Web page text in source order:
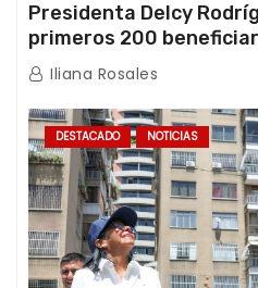
Presidenta Delcy
primeros 200
de los Abuelos “La
Iliana Rosales
DESTACADO NOTICIAS